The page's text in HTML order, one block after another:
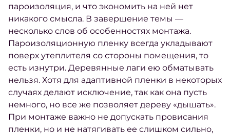
пароизоляция, и что экономить на ней нет
никакого смысла. В завершение темы —
несколько слов об особенностях монтажа.
Пароизоляционную пленку всегда укладывают
поверх утеплителя со стороны помещения, то
есть изнутри. Деревянные лаги ею обматывать
нельзя. Хотя для адаптивной пленки в некоторых
случаях делают исключение, так как она пусть
немного, но все же позволяет дереву «дышать».
При монтаже важно не допускать провисания
пленки, но и не натягивать ее слишком сильно,